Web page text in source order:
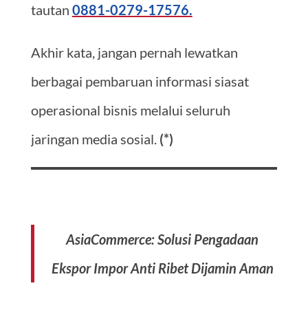
tautan 0881-0279-17576.
Akhir kata, jangan pernah lewatkan
berbagai pembaruan informasi siasat
operasional bisnis melalui seluruh
jaringan media sosial. (*)
AsiaCommerce: Solusi Pengadaan
Ekspor Impor Anti Ribet Dijamin Aman